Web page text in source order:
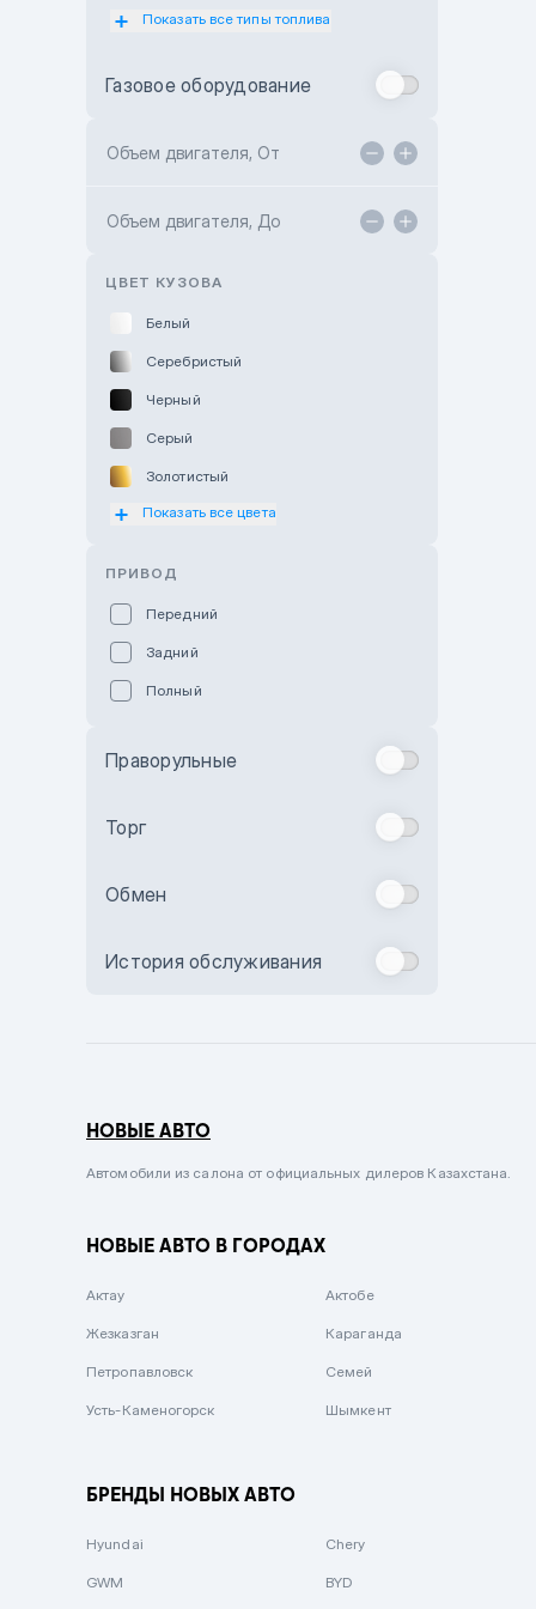
Subaru Motor Almaty
Toyota Kokshetau
Hyundai ShymCity
Показать все типы топлива
Газовое оборудование
Объем двигателя, От
Объем двигателя, До
ЦВЕТ КУЗОВА
Белый
Серебристый
Черный
Серый
Золотистый
Оранжевый
Бежевый
Комбинированный
Сиреневый металлик
Вишневый
Зеленый металлик
Показать все цвета
ПРИВОД
Передний
Задний
Полный
Праворульные
Торг
Обмен
История обслуживания
НОВЫЕ АВТО
Автомобили из салона от официальных дилеров Казахстана.
НОВЫЕ АВТО В ГОРОДАХ
Актау Актобе
Жезказган Караганда
Петропавловск Семей
Усть-Каменогорск Шымкент
БРЕНДЫ НОВЫХ АВТО
Hyundai Chery
GWM BYD